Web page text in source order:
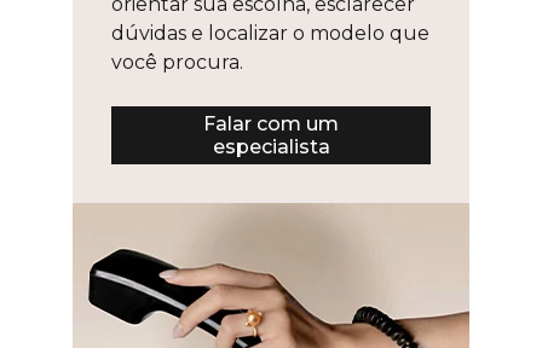
dúvidas e localizar o modelo que
você procura.
Falar com um
especialista